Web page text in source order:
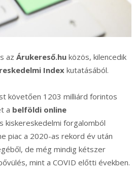
az Árukereső.hu közös, kilencedik
Index kutatásából.
követően 1203 milliárd forintos
a belföldi online
kiskereskedelmi forgalomból
piac a 2020-as rekord év után
de még mindig kétszer
mint a COVID előtti években.